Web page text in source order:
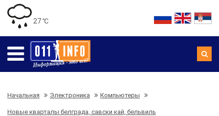
27 ℃
Начальная Электроника Компьютеры
Новые кварталы белграда, савски кай, бельвиль